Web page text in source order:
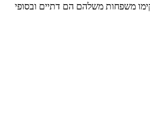
הקומה התחתונה, הילדים גדלו והקימו משפחות משלהם הם דתיים ובסופי